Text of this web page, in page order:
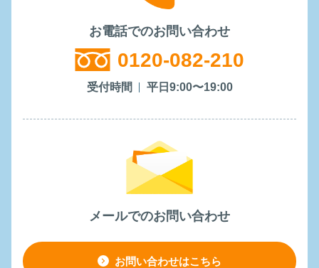
お電話でのお問い合わせ
0120-082-210
受付時間 平日9:00〜19:00
メールでのお問い合わせ
お問い合わせはこちら